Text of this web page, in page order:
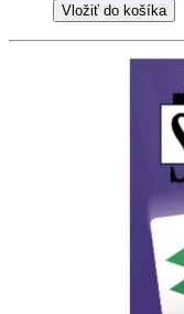
Vložiť do košíka